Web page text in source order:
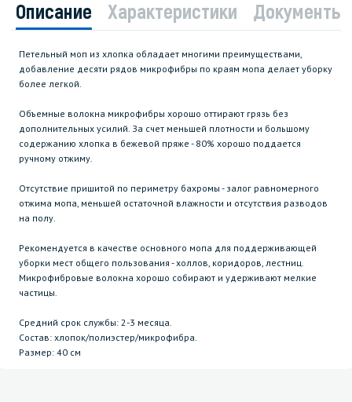
Описание Характеристики Документы
Петельный моп из хлопка обладает многими преимуществами,
добавление десяти рядов микрофибры по краям мопа делает уборку
более легкой.
Объемные волокна микрофибры хорошо оттирают грязь без
дополнительных усилий. За счет меньшей плотности и большому
содержанию хлопка в бежевой пряже - 80% хорошо поддается
ручному отжиму.
Отсутствие пришитой по периметру бахромы - залог равномерного
отжима мопа, меньшей остаточной влажности и отсутствия разводов
на полу.
Рекомендуется в качестве основного мопа для поддерживающей
уборки мест общего пользования - холлов, коридоров, лестниц.
Микрофибровые волокна хорошо собирают и удерживают мелкие
частицы.
Средний срок службы: 2-3 месяца.
Состав: хлопок/полиэстер/микрофибра.
Размер: 40 см